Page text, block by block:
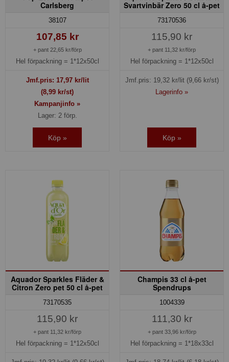
Carlsberg
38107
107,85 kr
+ pant 22,65 kr/förp
Hel förpackning = 1*12x50cl
Jmf.pris: 17,97kr/lit
(8,99 kr/st)
Kampanjinfo »
Lager: 2 förp.
Köp »
Svartvinbär Zero 50 cl å-pet
73170536
115,90 kr
+ pant 11,32 kr/förp
Hel förpackning = 1*12x50cl
Jmf.pris: 19,32kr/lit (9,66 kr/st)
Lagerinfo »
Köp »
Aquador Sparkles Fläder &
Citron Zero pet 50 cl å-pet
73170535
115,90 kr
+ pant 11,32 kr/förp
Hel förpackning = 1*12x50cl
Champis 33 cl å-pet
Spendrups
1004339
111,30 kr
+ pant 33,96 kr/förp
Hel förpackning = 1*18x33cl